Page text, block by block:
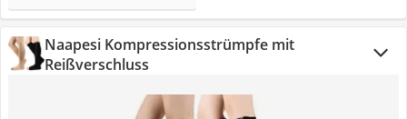
Naapesi Kompressionsstrümpfe mit
Reißverschluss